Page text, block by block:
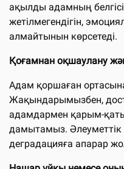
ақылды адамның
жетілмегендігін,
алмайтынын көрсетеді.
Қоғамнан оқшаулану
Адам қоршаған
Жақындарымызбен,
адамдармен қарым-
дамытамыз. Әлеуметтік
деградацияға апарар